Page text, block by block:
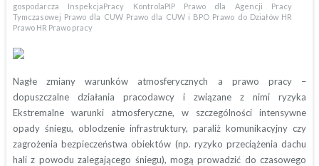
gospodarcza
InspekcjaPracy KontrolaPIP
Prawo dla Agencji Pracy
Tymczasowej Prawo dla CUW Prawo dla CUW i BPO Prawo do Działów HR
Prawo HR Prawo pracy
Nagłe zmiany warunków atmosferycznych a prawo pracy –
dopuszczalne działania pracodawcy i związane z nimi ryzyka
Ekstremalne warunki atmosferyczne, w szczególności intensywne
opady śniegu, oblodzenie infrastruktury, paraliż komunikacyjny czy
zagrożenia bezpieczeństwa obiektów (np. ryzyko przeciążenia dachu
hali z powodu zalegającego śniegu), mogą prowadzić do czasowego